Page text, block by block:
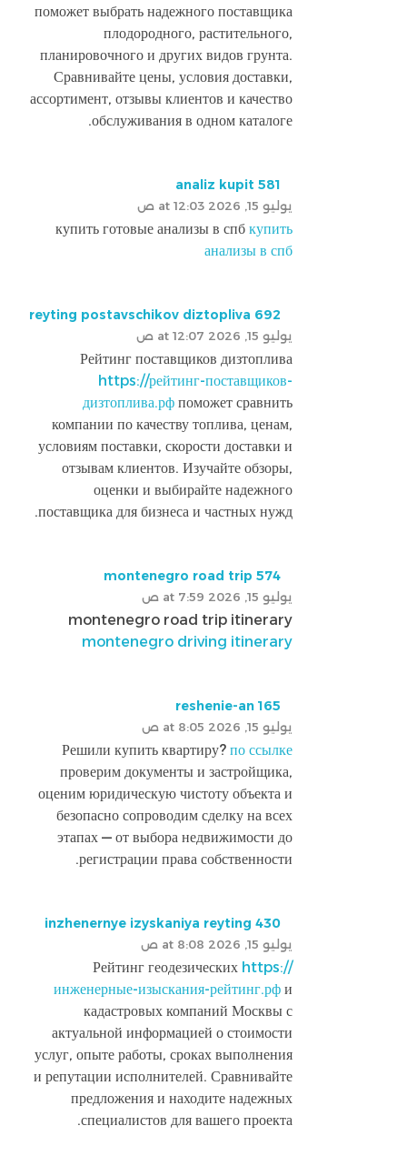
поможет выбрать надежного поставщика
плодородного, растительного,
планировочного и других видов грунта.
Сравнивайте цены, условия доставки,
ассортимент, отзывы клиентов и качество
обслуживания в одном каталоге.
analiz kupit 581
يوليو 15, 2026 at 12:03 ص
купить готовые анализы в спб купить
анализы в спб
reyting postavschikov diztopliva 692
يوليو 15, 2026 at 12:07 ص
Рейтинг поставщиков дизтоплива
https://рейтинг-поставщиков-
дизтоплива.рфпоможет сравнить
компании по качеству топлива, ценам,
условиям поставки, скорости доставки и
отзывам клиентов. Изучайте обзоры,
оценки и выбирайте надежного
поставщика для бизнеса и частных нужд.
montenegro road trip 574
يوليو 15, 2026 at 7:59 ص
montenegro road trip itinerary
montenegro driving itinerary
reshenie-an 165
يوليو 15, 2026 at 8:05 ص
Решили купить квартиру? по ссылке
проверим документы и застройщика,
оценим юридическую чистоту объекта и
безопасно сопроводим сделку на всех
этапах — от выбора недвижимости до
регистрации права собственности.
inzhenernye izyskaniya reyting 430
يوليو 15, 2026 at 8:08 ص
Рейтинг геодезических https://
инженерные-изыскания-рейтинг.рфи
кадастровых компаний Москвы с
актуальной информацией о стоимости
услуг, опыте работы, сроках выполнения
и репутации исполнителей. Сравнивайте
предложения и находите надежных
специалистов для вашего проекта.